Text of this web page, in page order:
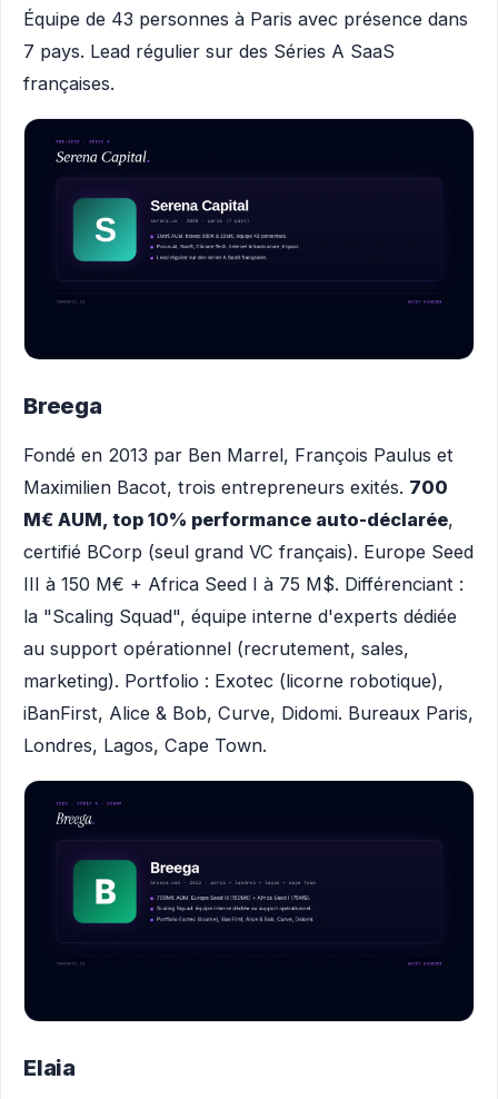
Équipe de 43 personnes à Paris avec présence dans
7 pays. Lead régulier sur des Séries A SaaS
françaises.
Breega
Fondé en 2013 par Ben Marrel, François Paulus et
Maximilien Bacot, trois entrepreneurs exités. 700
M€ AUM, top 10% performance auto-déclarée,
certifié BCorp (seul grand VC français). Europe Seed
III à 150 M€ + Africa Seed I à 75 M$. Différenciant :
la "Scaling Squad", équipe interne d'experts dédiée
au support opérationnel (recrutement, sales,
marketing). Portfolio : Exotec (licorne robotique),
iBanFirst, Alice & Bob, Curve, Didomi. Bureaux Paris,
Londres, Lagos, Cape Town.
Elaia